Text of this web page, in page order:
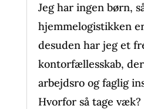
Jeg har ingen børn,
hjemmelogistikken
desuden har jeg et
kontorfællesskab,
arbejdsro og faglig
Hvorfor så tage